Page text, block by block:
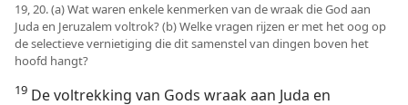
19, 20. (a) Wat waren enkele kenmerken van de wraak die God aan
Juda en Jeruzalem voltrok? (b) Welke vragen rijzen er met het oog op
de selectieve vernietiging die dit samenstel van dingen boven het
hoofd hangt?
19 De voltrekking van Gods wraak aan Juda en